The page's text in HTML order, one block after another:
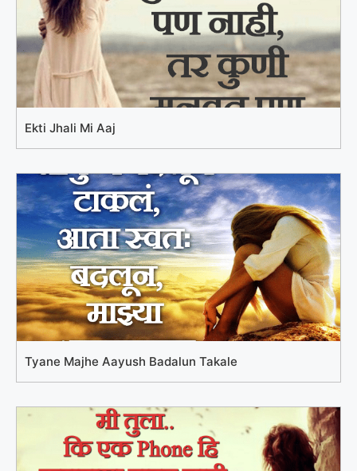
Ekti Jhali Mi Aaj
Tyane Majhe Aayush Badalun Takale